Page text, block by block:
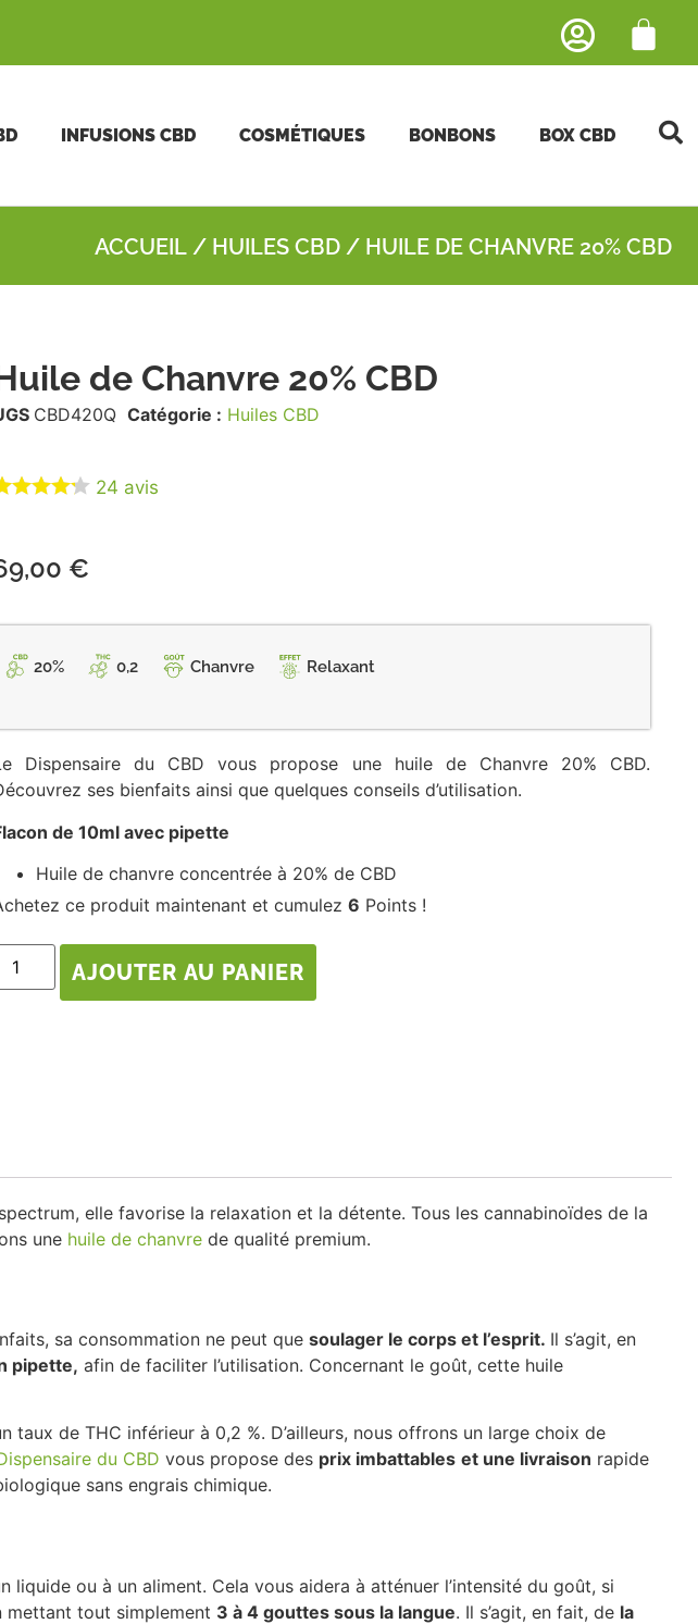
INFUSIONS CBD COSMÉTIQUES BONBONS BOX CBD
ACCUEIL / HUILES CBD / HUILE DE CHANVRE 20% CBD
de Chanvre 20% CBD
CBD420Q Catégorie : Huiles CBD
24 avis
€
20% 0,2 Chanvre Relaxant
Dispensaire du CBD vous propose une huile de Chanvre 20% CBD.
ses bienfaits ainsi que quelques conseils d’utilisation.
de 10ml avec pipette
Huile de chanvre concentrée à 20% de CBD
ce produit maintenant et cumulez 6 Points !
AJOUTER AU PANIER
elle favorise la relaxation et la détente. Tous les cannabinoïdes de la
une huile de chanvre de qualité premium.
sa consommation ne peut que soulager le corps et l’esprit. Il s’agit, en
pipette, afin de faciliter l’utilisation. Concernant le goût, cette huile
taux de THC inférieur à 0,2 %. D’ailleurs, nous offrons un large choix de
du CBD vous propose des prix imbattables et une livraison rapide
sans engrais chimique.
liquide ou à un aliment. Cela vous aidera à atténuer l’intensité du goût, si
mettant tout simplement 3 à 4 gouttes sous la langue. Il s’agit, en fait, de la